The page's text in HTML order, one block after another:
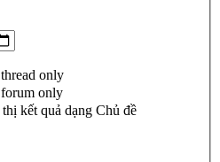
only
forum only
kết quả dạng Chủ đề